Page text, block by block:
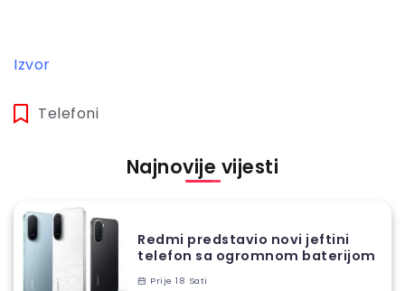
Izvor
Telefoni
Najnovije vijesti
Redmi predstavio novi jeftini
telefon sa ogromnom baterijom
Prije 18 Sati